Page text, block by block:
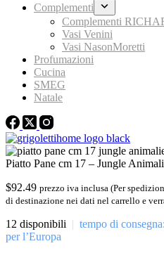
Complementi
Complementi
Vasi Venini
Vasi NasonMoretti
Profumazioni
Cucina
SMEG
Natale
Piatto Pane cm 17 – Jungle
$92.49 prezzo iva inclusa (Per
di destinazione nei dati nel carrello e
12 disponibili | tempo di
per l’Europa